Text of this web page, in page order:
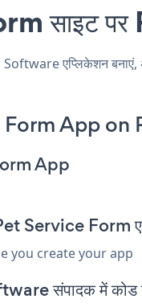
साइट पर
एप्लिकेशन बनाएं,
App on
App
Service Form
you create your app
संपादक में कोड